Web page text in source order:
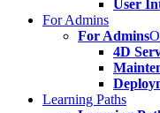
User
For Admins
For Admins
4D
Learning Paths